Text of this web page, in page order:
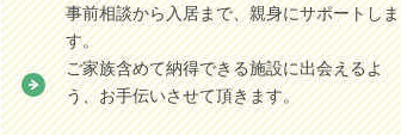
事前相談から入居まで、親身にサポートしま
す。
ご家族含めて納得できる施設に出会えるよ
う、お手伝いさせて頂きます。